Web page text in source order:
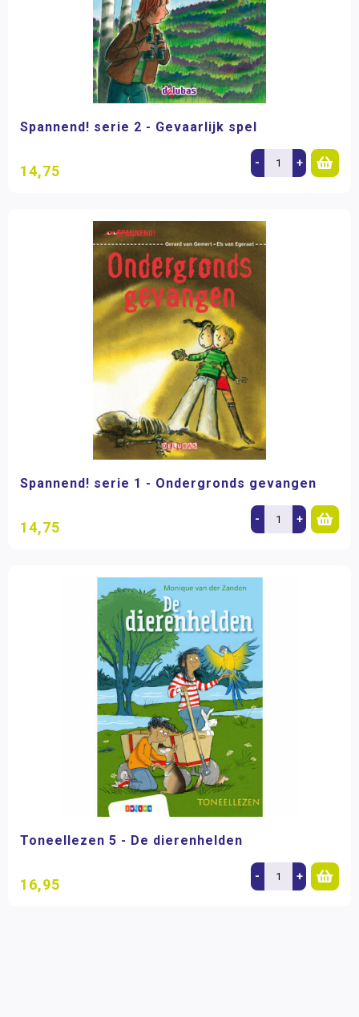
Spannend! serie 2 - Gevaarlijk spel
14,75 - +
Spannend! serie 1 - Ondergronds gevangen
14,75 - +
Toneellezen 5 - De dierenhelden
16,95 - +